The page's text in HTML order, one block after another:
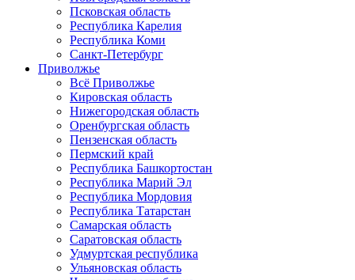
Псковская область
Республика Карелия
Республика Коми
Санкт-Петербург
Приволжье
Всё Приволжье
Кировская область
Нижегородская область
Оренбургская область
Пензенская область
Пермский край
Республика Башкортостан
Республика Марий Эл
Республика Мордовия
Республика Татарстан
Самарская область
Саратовская область
Удмуртская республика
Ульяновская область